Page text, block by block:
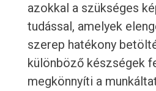
azokkal a szükséges
tudással, amelyek
szerep hatékony
különböző készségek
megkönnyíti a